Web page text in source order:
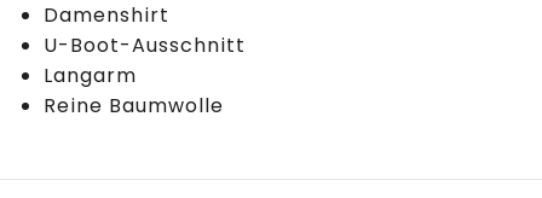
Damenshirt
U-Boot-Ausschnitt
Langarm
Reine Baumwolle